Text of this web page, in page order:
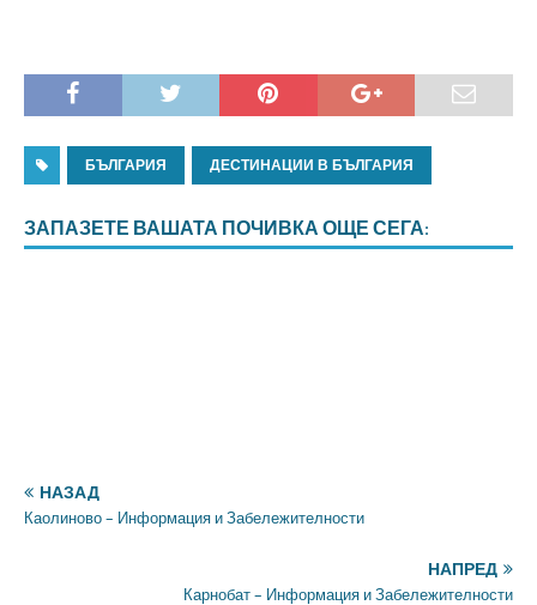
БЪЛГАРИЯ ДЕСТИНАЦИИ В БЪЛГАРИЯ
ЗАПАЗЕТЕ ВАШАТА ПОЧИВКА ОЩЕ СЕГА:
НАЗАД
Каолиново – Информация и Забележителности
НАПРЕД
Карнобат – Информация и Забележителности